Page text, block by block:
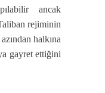
ancak
rejiminin
halkına
gayret ettiğini